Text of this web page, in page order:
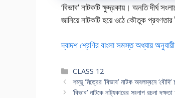
‘বিভাব’ নাটকটি ক্ষুদ্রকায়। অনতি দীর্ঘ
জানিয়ে নাটকটি হয়ে ওঠে কৌতুক
দ্বাদশ শ্রেণির বাংলা সমস্ত অধ্যায়
Categories
CLASS 12
শম্ভু মিত্রের ‘বিভাব’ নাটক অবলম্বনে
‘বিভাব’ নাটকে নাট্যকারের সংলাপ রচনা